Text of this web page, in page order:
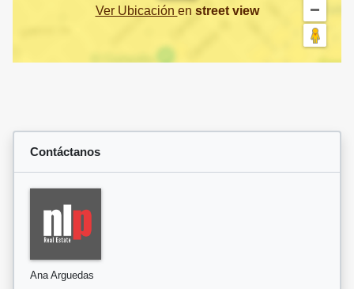
Ver Ubicación en street view
Contáctanos
Ana Arguedas